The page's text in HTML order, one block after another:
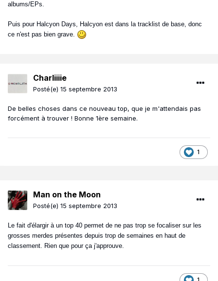
albums/EPs.
Puis pour Halcyon Days, Halcyon est dans la tracklist de base, donc
ce n'est pas bien grave.
Charliiiie
Posté(e) 15 septembre 2013
De belles choses dans ce nouveau top, que je m'attendais pas
forcément à trouver ! Bonne 1ère semaine.
1
Man on the Moon
Posté(e) 15 septembre 2013
Le fait d'élargir à un top 40 permet de ne pas trop se focaliser sur les
grosses merdes présentes depuis trop de semaines en haut de
classement. Rien que pour ça j'approuve.